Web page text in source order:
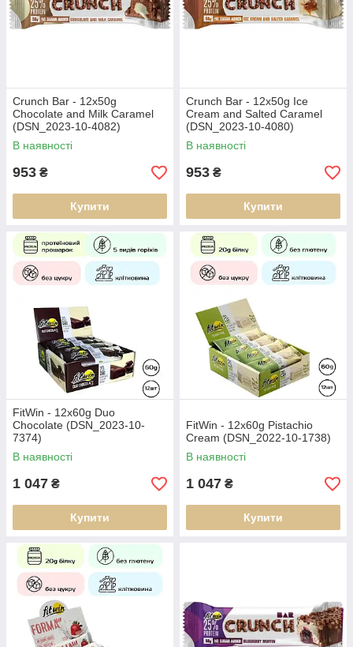
Crunch Bar - 12x50g
Chocolate and Milk Caramel
(DSN_2023-10-4082)
В наявності
953 ₴
Купити
Crunch Bar - 12x50g Ice
Cream and Salted Caramel
(DSN_2023-10-4080)
В наявності
953 ₴
Купити
FitWin - 12x60g Duo
Chocolate (DSN_2023-10-
7374)
В наявності
1 047 ₴
Купити
FitWin - 12х60g Pistachio
Cream (DSN_2022-10-1738)
В наявності
1 047 ₴
Купити